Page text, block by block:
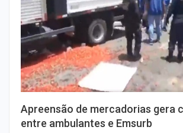
Apreensão de mercadorias gera
entre ambulantes e Emsurb